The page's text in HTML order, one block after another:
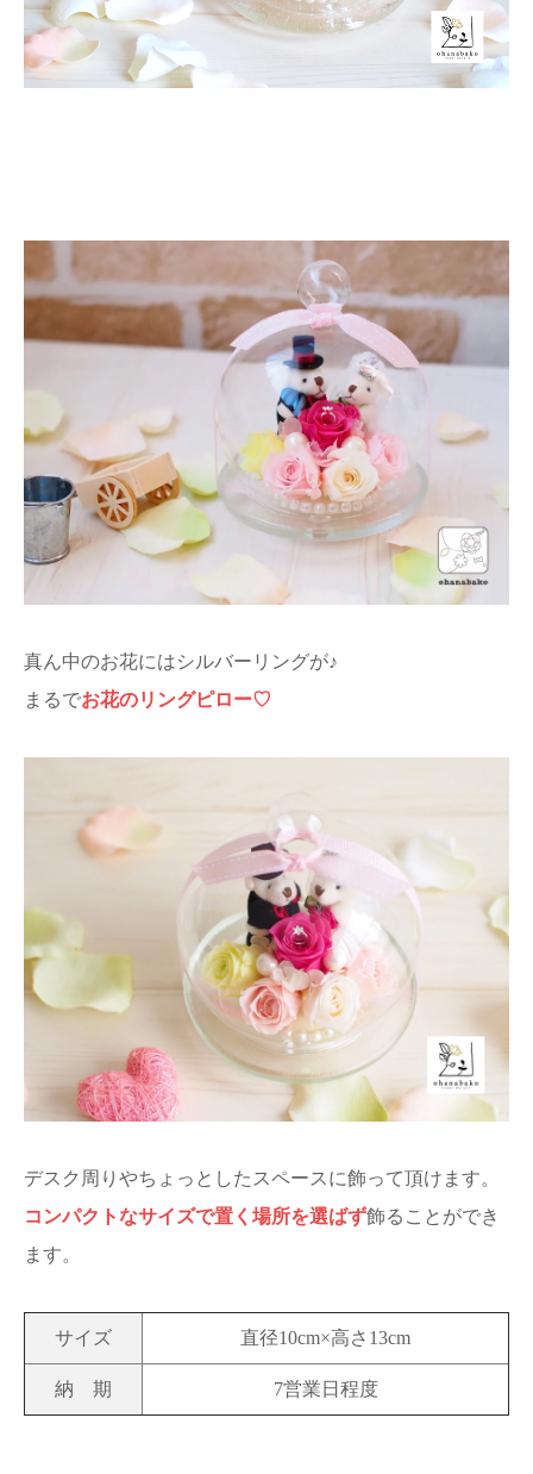
真ん中のお花にはシルバーリングが♪
まるでお花のリングピロー♡
デスク周りやちょっとしたスペースに飾って頂けます。
コンパクトなサイズで置く場所を選ばず飾ることができ
ます。
サイズ 直径10cm×高さ13cm
納 期 7営業日程度